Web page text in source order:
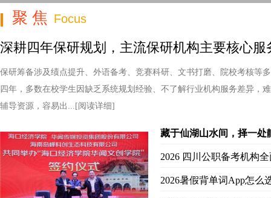
聚 焦 Focus
深耕四年保研规划，主流保研机构主要核心服
保研筹备涉及绩点提升、外语备考、竞赛科研、文书打磨、院校考核等
四年，多数在校学生因缺乏系统规划经验、不了解行业机构服务差异，
辅导资源，容易出... [阅读详细]
藏于仙湖山水间，择一处
2026 四川公职备考机构
2026暑假背单词App怎么